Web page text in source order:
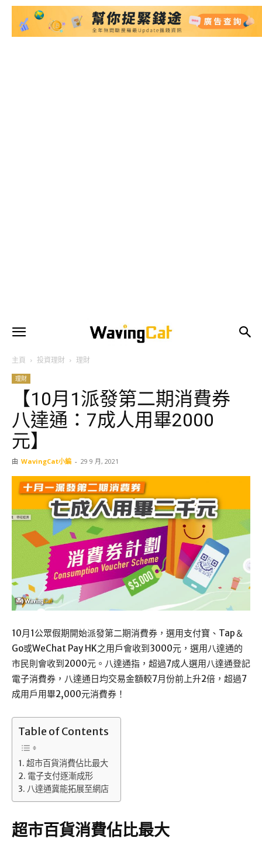
主頁 投資理財 理財
理財
【10月1派發第二期消費券
八達通：7成人用畢2000
元】
由 WavingCat小編 - 29 9 月, 2021
10月1公眾假期開始派發第二期消費券，​選用支付寶、Tap＆
Go或WeChat Pay HK之用戶會收到3000元，選用八達通的
市民則會收到2000元。八達通指，超過7成人選用八達通登記
電子消費券，八達通日均交易金額較7月份前上升2倍，超過7
成用戶用畢2,000元消費券！
Table of Contents
超市百貨消費佔比最大
電子支付逐漸成形
八達通冀能拓展至網店
超市百貨消費佔比最大